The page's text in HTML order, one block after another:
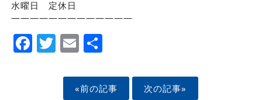
水曜日 定休日
—————————————
Facebook
Twitter
EmailShare
«前の記事 次の記事»